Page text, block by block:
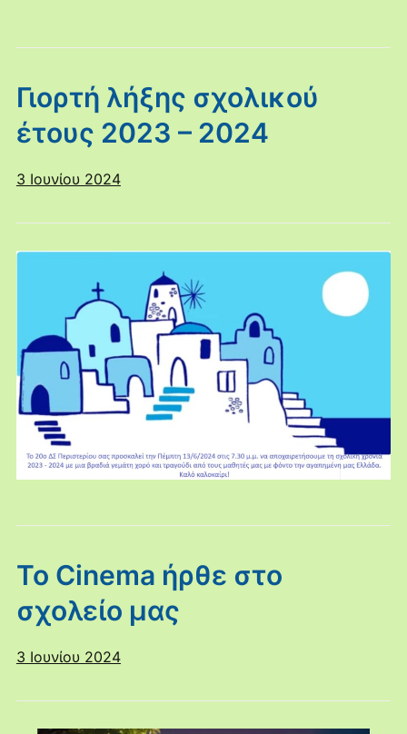
Γιορτή λήξης σχολικού
έτους 2023 – 2024
3 Ιουνίου 2024
Το Cinema ήρθε στο
σχολείο μας
3 Ιουνίου 2024